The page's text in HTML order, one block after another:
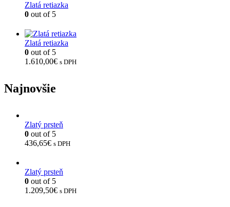
Zlatá retiazka
0 out of 5
Zlatá retiazka
0 out of 5
1.610,00€ s DPH
Najnovšie
Zlatý prsteň
0 out of 5
436,65€ s DPH
Zlatý prsteň
0 out of 5
1.209,50€ s DPH